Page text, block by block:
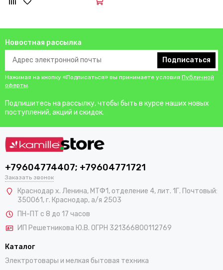
Новостная рассылка
Подписаться
Нажимая на кнопку «Подписаться» вы принимаете условия Публичной
оферты.
Подпишитесь на рассылку, чтобы быть в курсе наших новых
поступлений, акций и скидок.
+79604774407; +79604771721
Заказать звонок
Краснодар х. Ленина, МТФ1, отделение 4, лит. 1Г. Почтовый:
350061, г. Краснодар, а/я 2503
ПН-ПТ с 8 до 17 часов
ИП Решетникова Ю.В. ОГРН 321366800112769
Каталог
Электротовары и мелкая бытовая техника